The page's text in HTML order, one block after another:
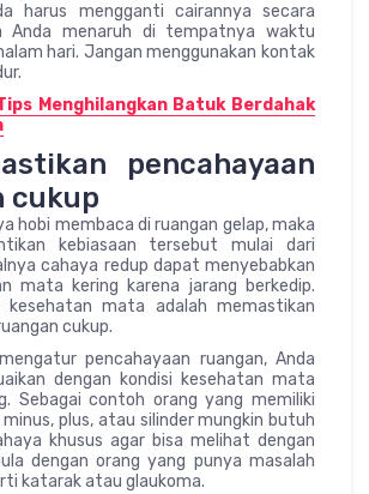
harus mengganti cairannya secara
Anda menaruh di tempatnya waktu
hari. Jangan menggunakan kontak
Menghilangkan Batuk Berdahak
pencahayaan
cukup
hobi membaca di ruangan gelap, maka
kebiasaan tersebut mulai dari
cahaya redup dapat menyebabkan
mata kering karena jarang berkedip.
kesehatan mata adalah memastikan
cukup.
pencahayaan ruangan, Anda
dengan kondisi kesehatan mata
Sebagai contoh orang yang memiliki
plus, atau silinder mungkin butuh
khusus agar bisa melihat dengan
dengan orang yang punya masalah
katarak atau glaukoma.